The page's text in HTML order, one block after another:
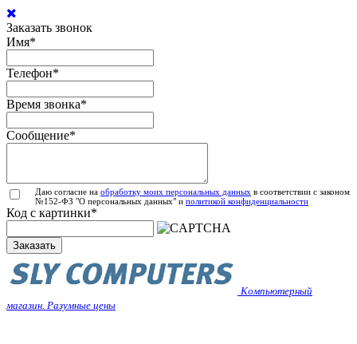
Заказать звонок
Имя*
Телефон*
Время звонка*
Сообщение*
Даю согласие на обработку моих персональных данных в соответствии с законом
№152-ФЗ "О персональных данных" и политикой конфиденциальности
Код с картинки*
Заказать
Компьютерный
магазин. Разумные цены